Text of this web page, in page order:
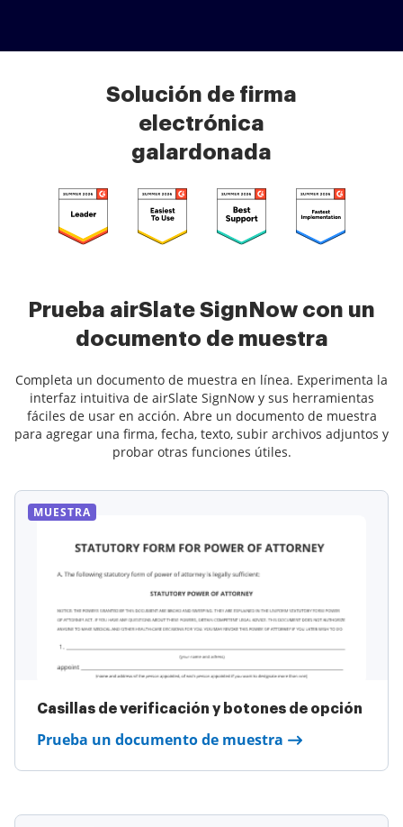
Solución de firma
electrónica
galardonada
Prueba airSlate SignNow con un
documento de muestra
Completa un documento de muestra en línea. Experimenta la
interfaz intuitiva de airSlate SignNow y sus herramientas
fáciles de usar en acción. Abre un documento de muestra
para agregar una firma, fecha, texto, subir archivos adjuntos y
probar otras funciones útiles.
MUESTRA
Casillas de verificación y botones de opción
Prueba un documento de muestra